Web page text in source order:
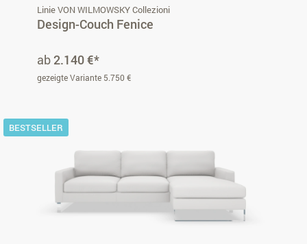
Linie VON WILMOWSKY Collezioni
Design-Couch Fenice
ab2.140 €*
gezeigte Variante 5.750 €
BESTSELLER